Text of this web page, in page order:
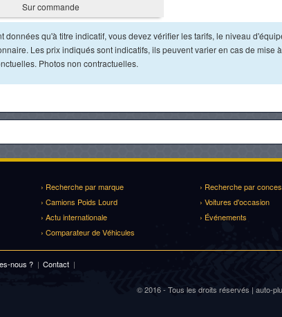
Sur commande
données qu'à titre indicatif, vous devez vérifier les tarifs, le niveau
Les prix indiqués sont indicatifs, ils peuvent varier en cas de mise
Photos non contractuelles.
› Recherche par marque › Recherche par
› Camions Poids Lourd › Voitures d'occasion
› Actu internationale › Événements
› Comparateur de Véhicules
nous ? | Contact |
© 2016 - Tous les droits réservés | auto-